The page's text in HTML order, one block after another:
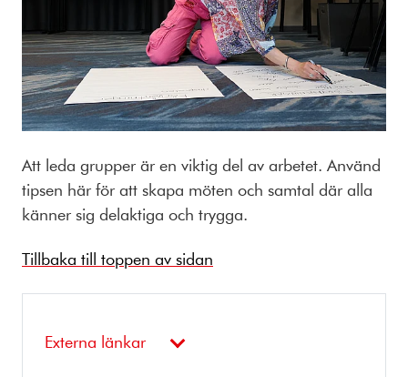
Att leda grupper är en viktig del av arbetet. Använd
tipsen här för att skapa möten och samtal där alla
känner sig delaktiga och trygga.
Tillbaka till toppen av sidan
Externa länkar